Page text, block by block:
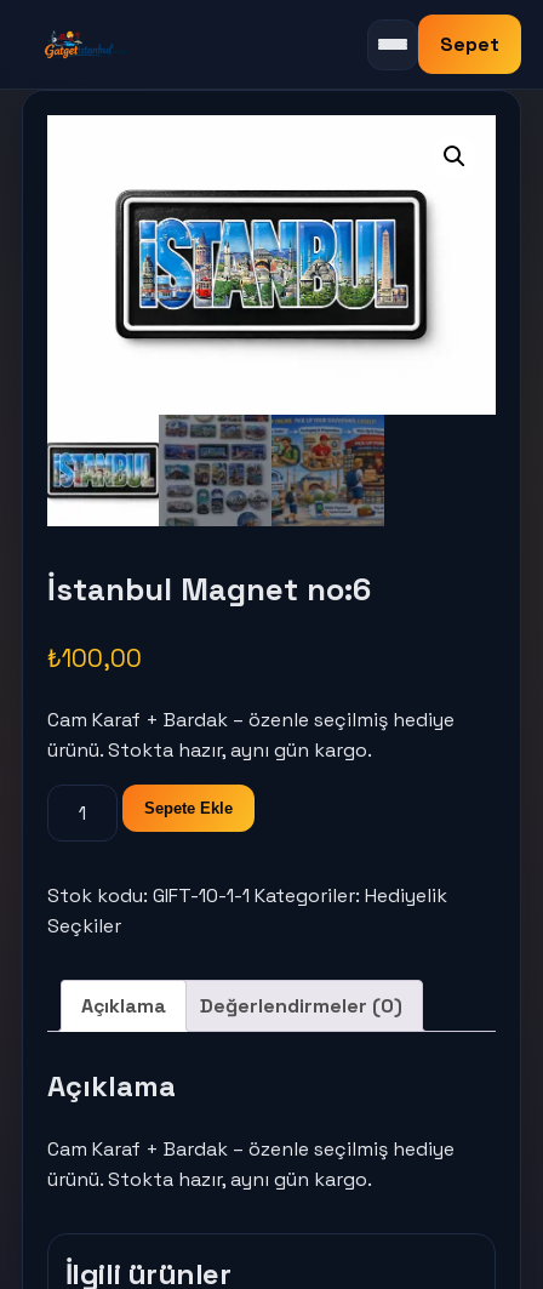
Menüyü aç/kapat
Sepet
İstanbul Magnet no:6
₺100,00
Cam Karaf + Bardak – özenle seçilmiş hediye
ürünü. Stokta hazır, aynı gün kargo.
İstanbul
Magnet
adet
Sepete Ekle
Stok kodu: GIFT-10-1-1 Kategoriler: Hediyelik
Seçkiler
Açıklama Değerlendirmeler (0)
Açıklama
Cam Karaf + Bardak – özenle seçilmiş hediye
ürünü. Stokta hazır, aynı gün kargo.
İlgili ürünler